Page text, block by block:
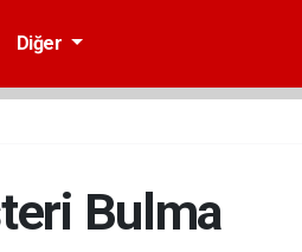
Diğer
Bulma